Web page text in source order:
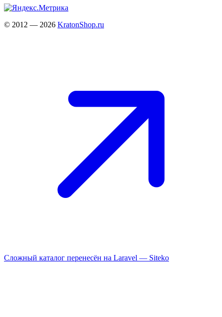
© 2012 — 2026 KratonShop.ru
Сложный каталог перенесён на Laravel — Siteko